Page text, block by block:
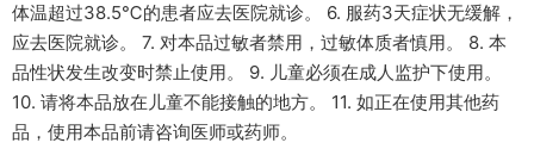
体温超过38.5℃的患者应去医院就诊。 6. 服药3天症状无缓解，
应去医院就诊。 7. 对本品过敏者禁用，过敏体质者慎用。 8. 本
品性状发生改变时禁止使用。 9. 儿童必须在成人监护下使用。
10. 请将本品放在儿童不能接触的地方。 11. 如正在使用其他药
品，使用本品前请咨询医师或药师。